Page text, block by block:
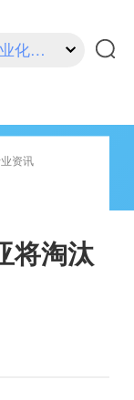
工业化学品
资讯
将淘汰